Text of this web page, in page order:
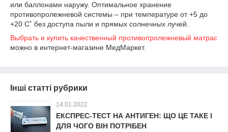
или баллонами наружу. Оптимальное хранение
противопролежневой системы – при температуре от +5 до
+20 С˚ без доступа пыли и прямых солнечных лучей.
Выбрать и купить качественный противопролежневый матрас
можно в интернет-магазине МедМаркет.
Інші статті рубрики
14.01.2022
ЕКСПРЕС-ТЕСТ НА АНТИГЕН: ЩО ЦЕ ТАКЕ І
ДЛЯ ЧОГО ВІН ПОТРІБЕН